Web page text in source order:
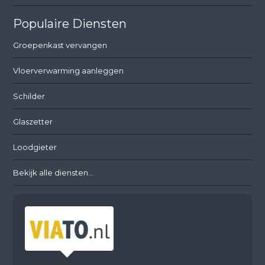
Populaire Diensten
Groepenkast vervangen
Vloerverwarming aanleggen
Schilder
Glaszetter
Loodgieter
Bekijk alle diensten...